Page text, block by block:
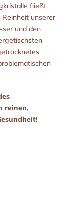
fließt
Reinheit unserer
und den
reinen,